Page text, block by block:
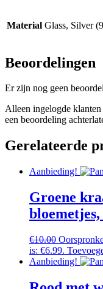
Material Glass, Silver
Beoordelingen
Er zijn nog geen
Alleen ingelogde
een beoordeling
Gerelateerde
Aanbieding!
Groene
€10.00
is: €6.99.
Aanbieding!